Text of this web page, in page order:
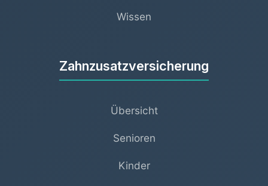
Wissen
Zahnzusatzversicherung
Übersicht
Senioren
Kinder